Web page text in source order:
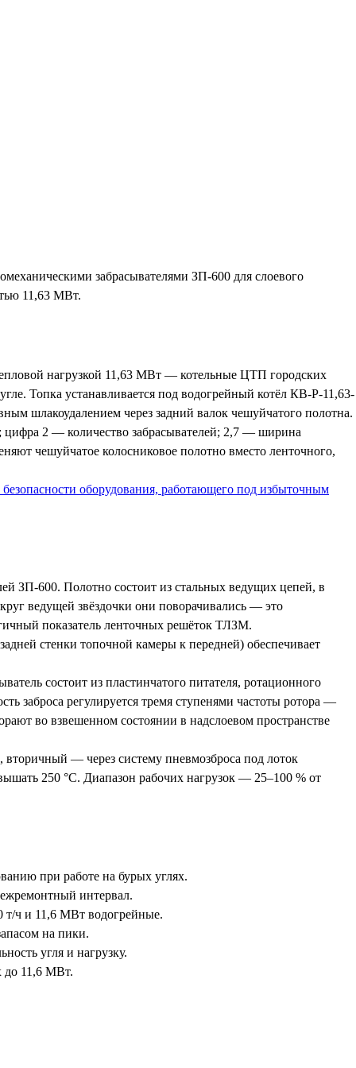
забрасывателями ЗП-600 для слоевого
11,63 МВт.
нагрузкой 11,63 МВт — котельные ЦТП городских
Топка устанавливается под водогрейный котёл КВ-Р-11,63-
шлакоудалением через задний валок чешуйчатого полотна.
цифра 2 — количество забрасывателей; 2,7 — ширина
чешуйчатое колосниковое полотно вместо ленточного,
оборудования, работающего под избыточным
ЗП-600. Полотно состоит из стальных ведущих цепей, в
ведущей звёздочки они поворачивались — это
показатель ленточных решёток ТЛЗМ.
стенки топочной камеры к передней) обеспечивает
состоит из пластинчатого питателя, ротационного
заброса регулируется тремя ступенями частоты ротора —
во взвешенном состоянии в надслоевом пространстве
вторичный — через систему пневмозброса под лоток
250 °С. Диапазон рабочих нагрузок — 25–100 % от
при работе на бурых углях.
интервал.
т/ч и 11,6 МВт водогрейные.
на пики.
угля и нагрузку.
до 11,6 МВт.